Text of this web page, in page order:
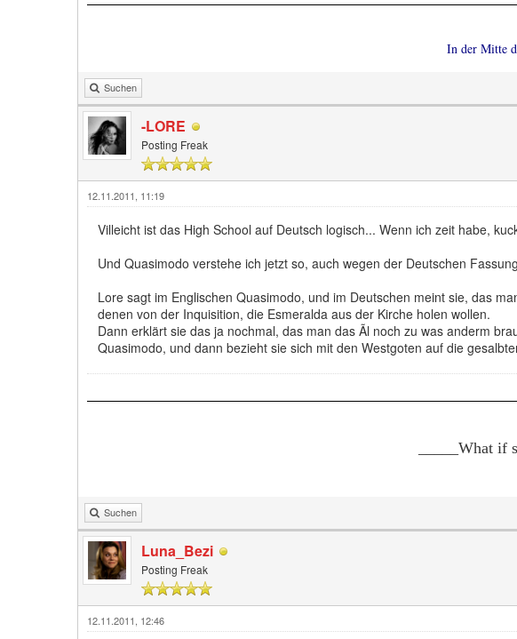
In der Mitte
Suchen
-LORE
Posting Freak
12.11.2011, 11:19
Villeicht ist das High School auf Deutsch logisch... Wenn ich zeit habe,
Und Quasimodo verstehe ich jetzt so, auch wegen der Deutschen
Lore sagt im Englischen Quasimodo, und im Deutschen meint sie, das
denen von der Inquisition, die Esmeralda aus der Kirche holen wollen.
Dann erklärt sie das ja nochmal, das man das Ãl noch zu was anderm
Quasimodo, und dann bezieht sie sich mit den Westgoten auf die
_____What if
Suchen
Luna_Bezi
Posting Freak
12.11.2011, 12:46